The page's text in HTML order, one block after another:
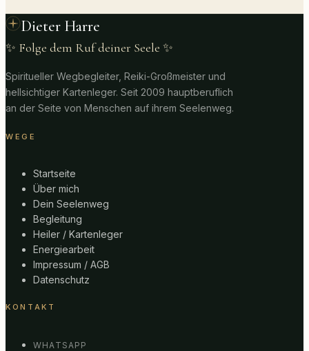
Dieter Harre
✨ Folge dem Ruf deiner Seele ✨
Spiritueller Wegbegleiter, Reiki-Großmeister und
hellsichtiger Kartenleger. Seit 2009 hauptberuflich
an der Seite von Menschen auf ihrem Seelenweg.
WEGE
Startseite
Über mich
Dein Seelenweg
Begleitung
Heiler / Kartenleger
Energiearbeit
Impressum / AGB
Datenschutz
KONTAKT
WHATSAPP